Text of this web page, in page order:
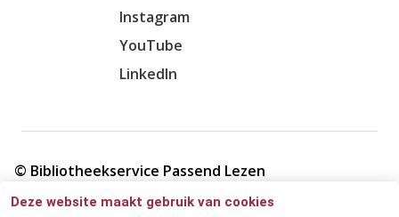
Deze website maakt gebruik van cookies
Instagram
YouTube
LinkedIn
© Bibliotheekservice Passend Lezen